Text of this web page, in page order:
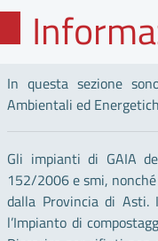
In questa sezione
Ambientali ed
Gli impianti di GAIA
152/2006 e smi,
dalla Provincia di
l’Impianto di